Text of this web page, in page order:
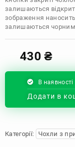
залишаються
зображення
залишаються
430₴
В наявності
Додати в
Категорії: Чохли з